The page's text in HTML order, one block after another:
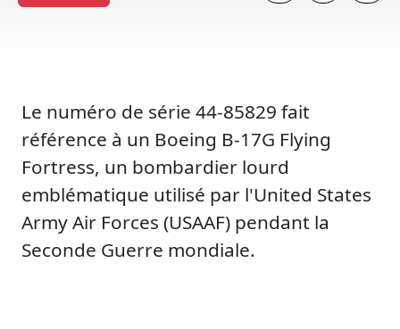
Le numéro de série 44-85829 fait
référence à un Boeing B-17G Flying
Fortress, un bombardier lourd
emblématique utilisé par l'United States
Army Air Forces (USAAF) pendant la
Seconde Guerre mondiale.